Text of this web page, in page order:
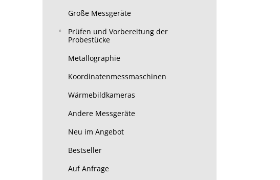
Große Messgeräte
Prüfen und Vorbereitung der
Probestücke
Metallographie
Koordinatenmessmaschinen
Wärmebildkameras
Andere Messgeräte
Neu im Angebot
Bestseller
Auf Anfrage